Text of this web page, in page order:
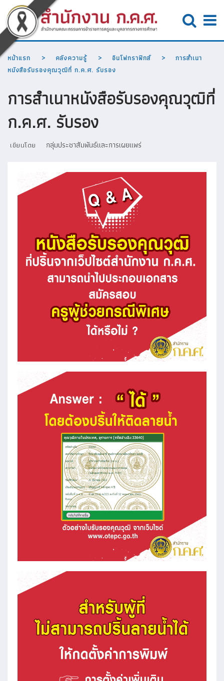
หน้าแรก คลังความรู้ อินโฟกราฟิกส์
การสำเนา
หนังสือรับรองคุณวุฒิที่ ก.ค.ศ. รับรอง
การสำเนาหนังสือรับรองคุณวุฒิที่
ก.ค.ศ. รับรอง
เขียนโดย กลุ่มประชาสัมพันธ์และการเผยแพร่